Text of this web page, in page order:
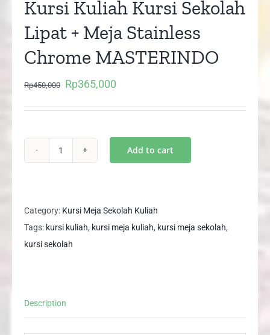
Kursi Kuliah Kursi Sekolah
Lipat + Meja Stainless
Chrome MASTERINDO
Rp450,000
Original
Rp365,000
Sekolah
Lipat
+
MASTERINDO
Add to cart
Category: Kursi Meja Sekolah Kuliah
Tags: kursi kuliah, kursi meja kuliah, kursi meja sekolah,
kursi sekolah
Description